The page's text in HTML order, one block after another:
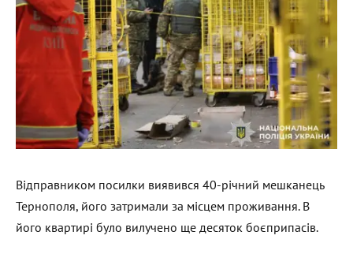
Відправником посилки виявився 40-річний мешканець
Тернополя, його затримали за місцем проживання. В
його квартирі було вилучено ще десяток боєприпасів.